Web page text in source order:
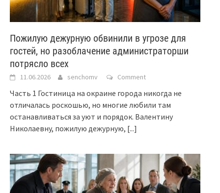
Пожилую дежурную обвинили в угрозе для
гостей, но разоблачение администраторши
потрясло всех
11.06.2026 senchomv Comment
Часть 1 Гостиница на окраине города никогда не
отличалась роскошью, но многие любили там
останавливаться за уют и порядок. Валентину
Николаевну, пожилую дежурную, [...]